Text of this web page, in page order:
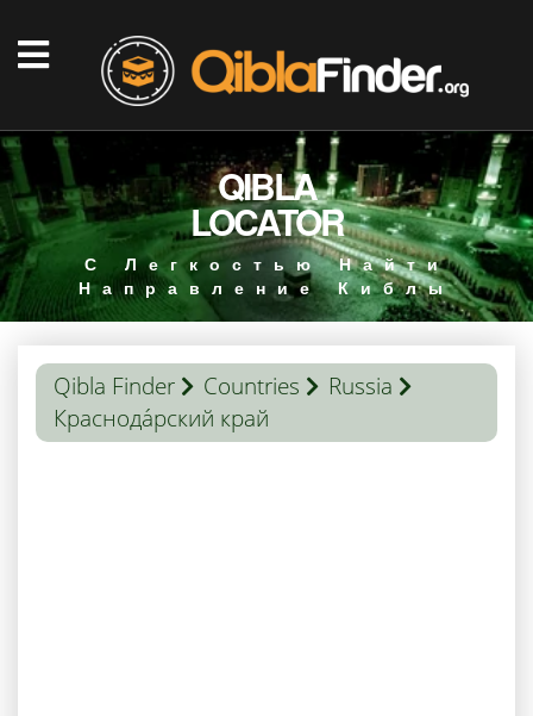
QIBLA
LOCATOR
С Легкостью Найти
Направление Киблы
Qibla Finder Countries
Russia
Краснода́рский край